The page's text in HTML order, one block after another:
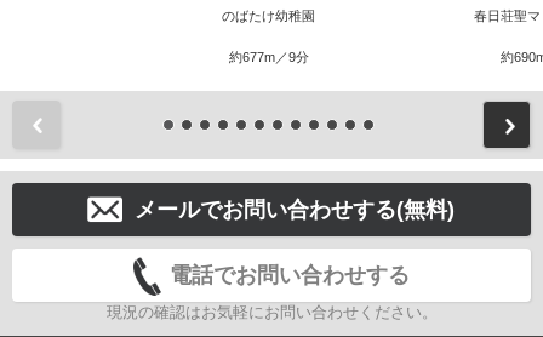
のばたけ幼稚園
約677m／9分
春日荘聖
約
メールでお問い合わせする(無料)
電話でお問い合わせする
現況の確認はお気軽にお問い合わせください。